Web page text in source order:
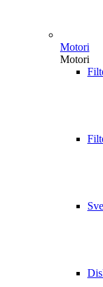
Motori
Motori